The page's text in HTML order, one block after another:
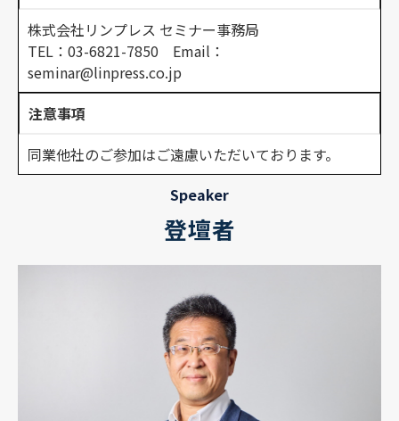
株式会社リンプレス セミナー事務局
TEL：03-6821-7850 Email：
seminar@linpress.co.jp
注意事項
同業他社のご参加はご遠慮いただいております。
Speaker
登壇者